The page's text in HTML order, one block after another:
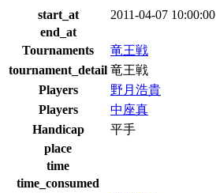
start_at
2011-04-07 10:00:00
end_at
Tournaments
竜王戦
tournament_detail 竜王戦
Players
野月浩貴
Players
中座真
Handicap
平手
place
time
time_consumed